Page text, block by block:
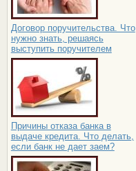
Договор поручительства. Что
нужно знать, решаясь
выступить поручителем
Причины отказа банка в
выдаче кредита. Что делать,
если банк не дает заем?